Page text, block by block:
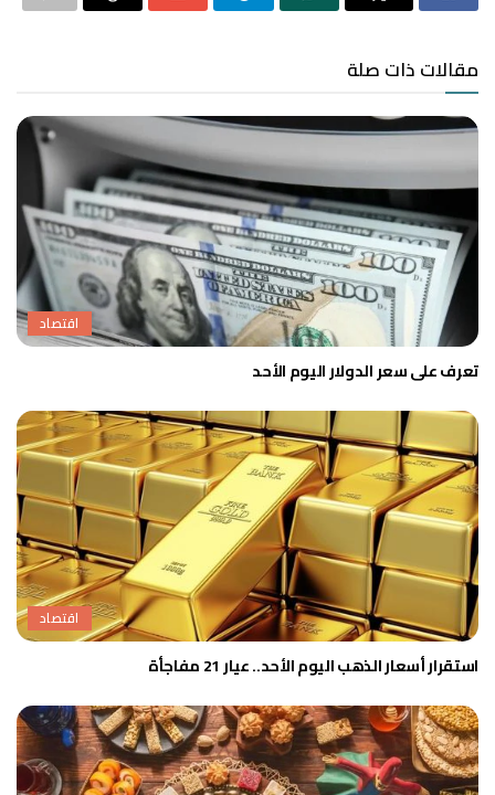
مقالات ذات صلة
اقتصاد
تعرف على سعر الدولار اليوم الأحد
اقتصاد
استقرار أسعار الذهب اليوم الأحد.. عيار 21 مفاجأة